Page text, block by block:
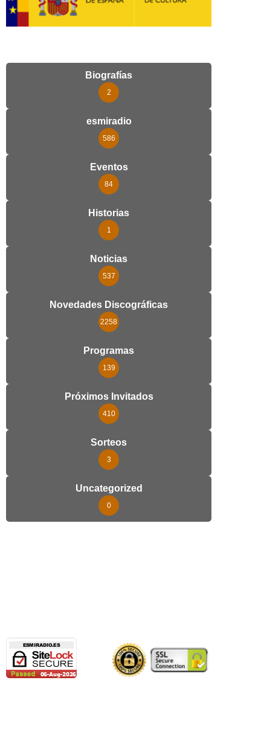
Biografías
2
esmiradio
586
Eventos
84
Historias
1
Noticias
537
Novedades Discográficas
2258
Programas
139
Próximos Invitados
410
Sorteos
3
Uncategorized
0